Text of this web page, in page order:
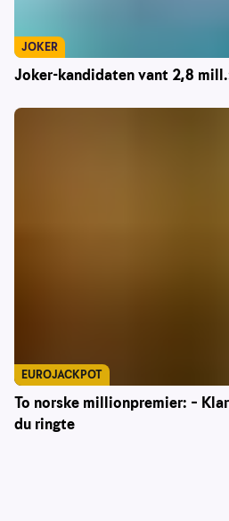
Joker-kandidaten vant 2,8
JOKER
To norske millionpremier: –
du ringte
EUROJACKPOT